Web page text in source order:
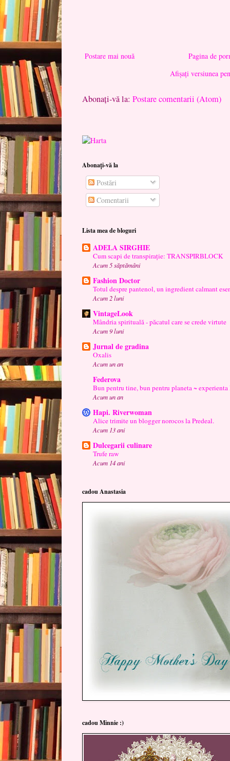
Postare mai nouă
Pagina de
Afișați versiunea
Abonați-vă la: Postare comentarii (Atom)
Abonați-vă la
Postări
Comentarii
Lista mea de bloguri
ADELA SIRGHIE
Cum scapi de transpirație: TRANSPIRBLOCK
Acum 5 săptămâni
Fashion Doctor
Totul despre pantenol, un ingredient calmant
Acum 2 luni
VintageLook
Mândria spirituală - păcatul care se crede virtute
Acum 9 luni
Jurnal de gradina
Oxalis
Acum un an
Federova
Bun pentru tine, bun pentru planeta ~ experienta
Acum un an
Hapi. Riverwoman
Alice trimite un blogger norocos la Predeal.
Acum 13 ani
Dulcegarii culinare
Trufe raw
Acum 14 ani
cadou Anastasia
cadou Minnie :)